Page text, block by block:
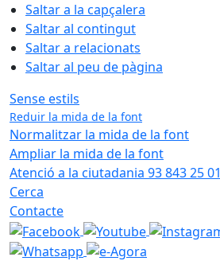
Saltar a la capçalera
Saltar al contingut
Saltar a relacionats
Saltar al peu de pàgina
Sense estils
Reduir la mida de la font
Normalitzar la mida de la font
Ampliar la mida de la font
Atenció a la ciutadania 93 843 25 01
Cerca
Contacte